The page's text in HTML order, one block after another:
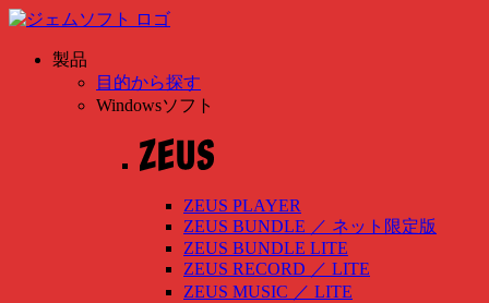
製品
目的から探す
Windowsソフト
ZEUS PLAYER
ZEUS BUNDLE ／ ネット限定版
ZEUS BUNDLE LITE
ZEUS RECORD ／ LITE
ZEUS MUSIC ／ LITE